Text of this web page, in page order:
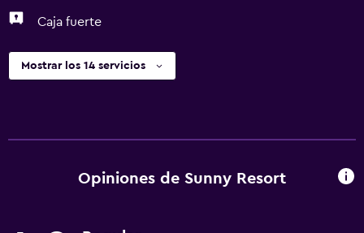
Caja fuerte
Mostrar los 14 servicios
Opiniones de Sunny Resort